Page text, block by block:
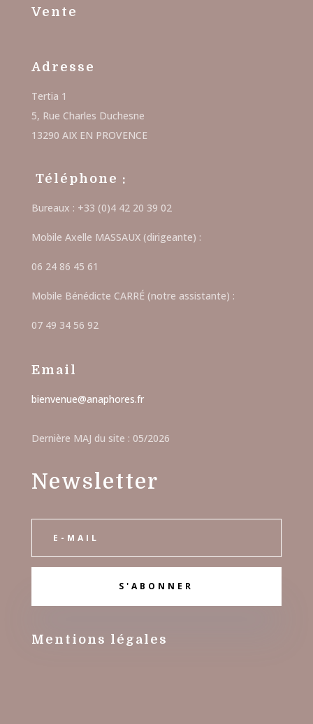
Vente
Adresse
Tertia 1
5, Rue Charles Duchesne
13290 AIX EN PROVENCE
Téléphone :
Bureaux : +33 (0)4 42 20 39 02
Mobile Axelle MASSAUX (dirigeante) :
06 24 86 45 61
Mobile Bénédicte CARRÉ (notre assistante) :
07 49 34 56 92
Email
bienvenue@anaphores.fr
Dernière MAJ du site : 05/2026
Newsletter
S'ABONNER
M entions légales